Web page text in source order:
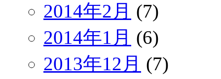
2014年2月 (7)
2014年1月 (6)
2013年12月 (7)